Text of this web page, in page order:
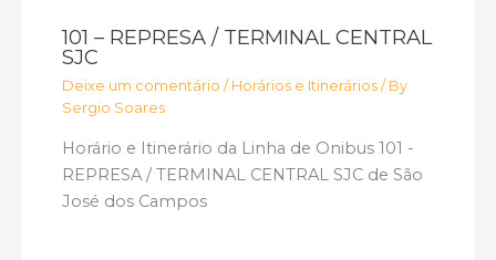
101 – REPRESA / TERMINAL CENTRAL
SJC
Deixe um comentário / Horários e Itinerários / By
Sergio Soares
Horário e Itinerário da Linha de Onibus 101 -
REPRESA / TERMINAL CENTRAL SJC de São
José dos Campos